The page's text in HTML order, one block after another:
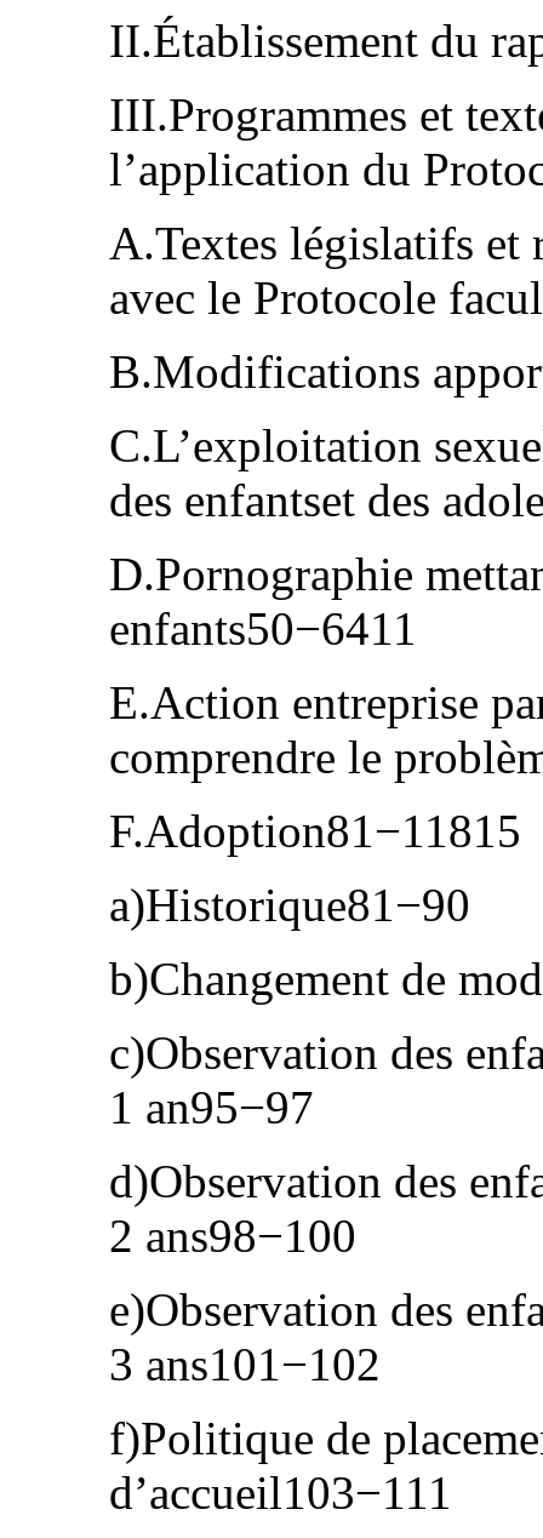
II.Établissement du
III.Programmes et
l’application du
A.Textes législatifs et
avec le Protocole
B.Modifications
C.L’exploitation
des enfantset des
D.Pornographie
enfants50−6411
E.Action entreprise
comprendre le
F.Adoption81−11815
a)Historique81−90
b)Changement de
c)Observation des
1 an95−97
d)Observation des
2 ans98−100
e)Observation des
3 ans101−102
f)Politique de
d’accueil103−111